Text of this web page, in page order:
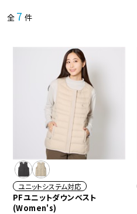
全 7 件
ユニットシステム対応
PFユニットダウンベスト
(Women's)